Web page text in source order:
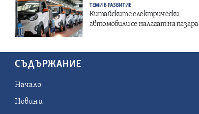
ТЕМИ В РАЗВИТИЕ
Китайските електрически
автомобили се налагат на пазара
СЪДЪРЖАНИЕ
Начало
Новини